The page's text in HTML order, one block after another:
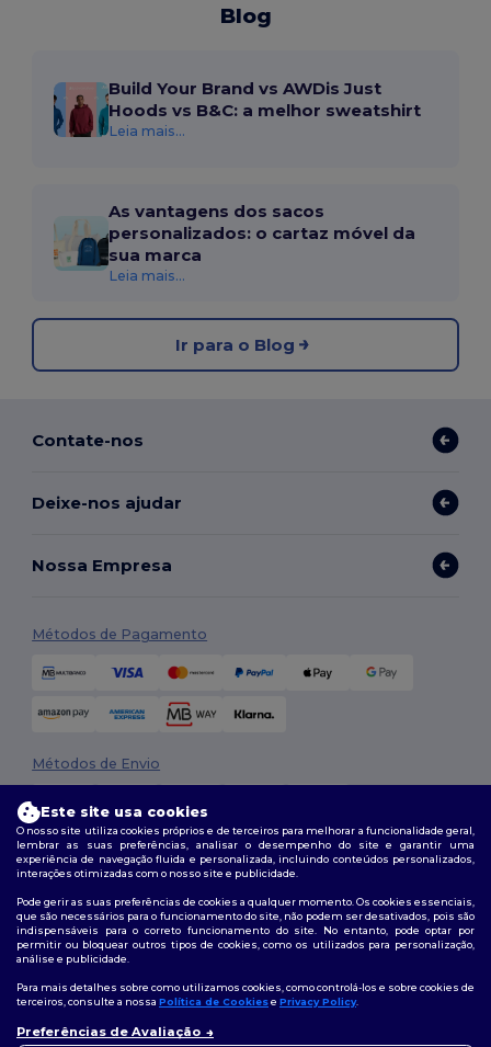
Blog
Build Your Brand vs AWDis Just
Hoods vs B&C: a melhor sweatshirt
Leia mais...
As vantagens dos sacos
personalizados: o cartaz móvel da
sua marca
Leia mais...
Ir para o Blog
Contate-nos
Deixe-nos ajudar
Nossa Empresa
Métodos de Pagamento
Métodos de Envio
2026. Todos os direitos reservados
Termos e Condições|Política de personalização
Siga-nos
Este site usa cookies
O nosso site utiliza cookies próprios e de terceiros para melhorar a funcionalidade geral,
lembrar as suas preferências, analisar o desempenho do site e garantir uma
experiência de navegação fluida e personalizada, incluindo conteúdos personalizados,
interações otimizadas com o nosso site e publicidade.
Pode gerir as suas preferências de cookies a qualquer momento. Os cookies essenciais,
que são necessários para o funcionamento do site, não podem ser desativados, pois são
indispensáveis para o correto funcionamento do site. No entanto, pode optar por
permitir ou bloquear outros tipos de cookies, como os utilizados para personalização,
análise e publicidade.
Para mais detalhes sobre como utilizamos cookies, como controlá-los e sobre cookies de
terceiros, consulte a nossa Política de Cookiese Privacy Policy.
Preferências de Avaliação